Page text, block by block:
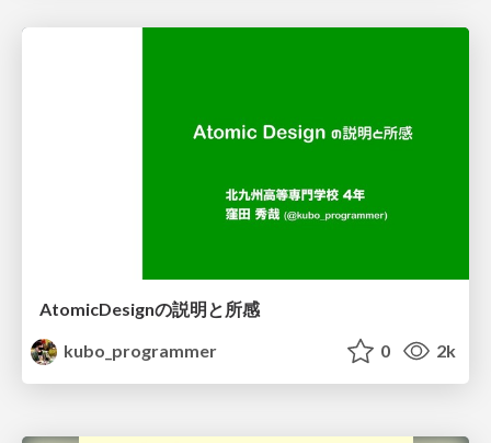
AtomicDesignの説明と所感
kubo_programmer
0 2k